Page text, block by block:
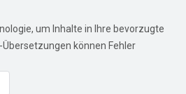
um Inhalte in Ihre bevorzugte
können Fehler